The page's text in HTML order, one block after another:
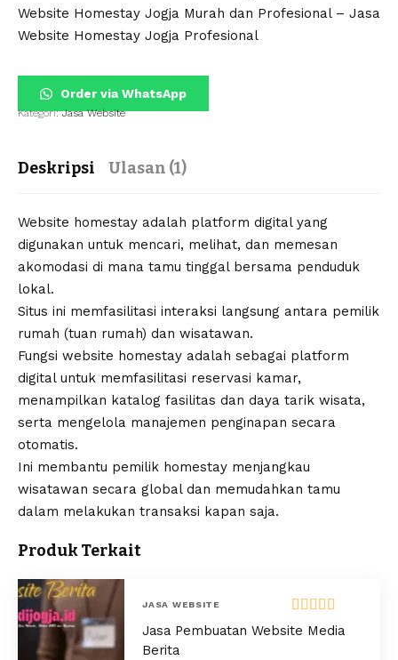
penilaian
pelanggan
Website Homestay Jogja Murah dan Profesional – Jasa
Website Homestay Jogja Profesional
Order via WhatsApp
Kategori:Jasa Website
Deskripsi Ulasan (1)
Website homestay adalah platform digital yang
digunakan untuk mencari, melihat, dan memesan
akomodasi di mana tamu tinggal bersama penduduk
lokal.
Situs ini memfasilitasi interaksi langsung antara pemilik
rumah (tuan rumah) dan wisatawan.
Fungsi website homestay adalah sebagai platform
digital untuk memfasilitasi reservasi kamar,
menampilkan katalog fasilitas dan daya tarik wisata,
serta mengelola manajemen penginapan secara
otomatis.
Ini membantu pemilik homestay menjangkau
wisatawan secara global dan memudahkan tamu
dalam melakukan transaksi kapan saja.
Produk Terkait
JASA WEBSITE
Dinilai5.00
dari 5
Jasa Pembuatan Website Media
Berita